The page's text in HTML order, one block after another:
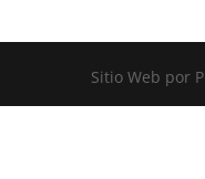
Sitio Web por